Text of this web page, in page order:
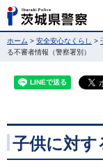
ホーム > 安全安心なくらし >
る不審者情報（警察署別）
子供に対す